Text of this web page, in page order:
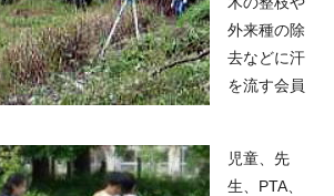
外来種の除
去などに汗
を流す会員
児童、先
生、PTA、